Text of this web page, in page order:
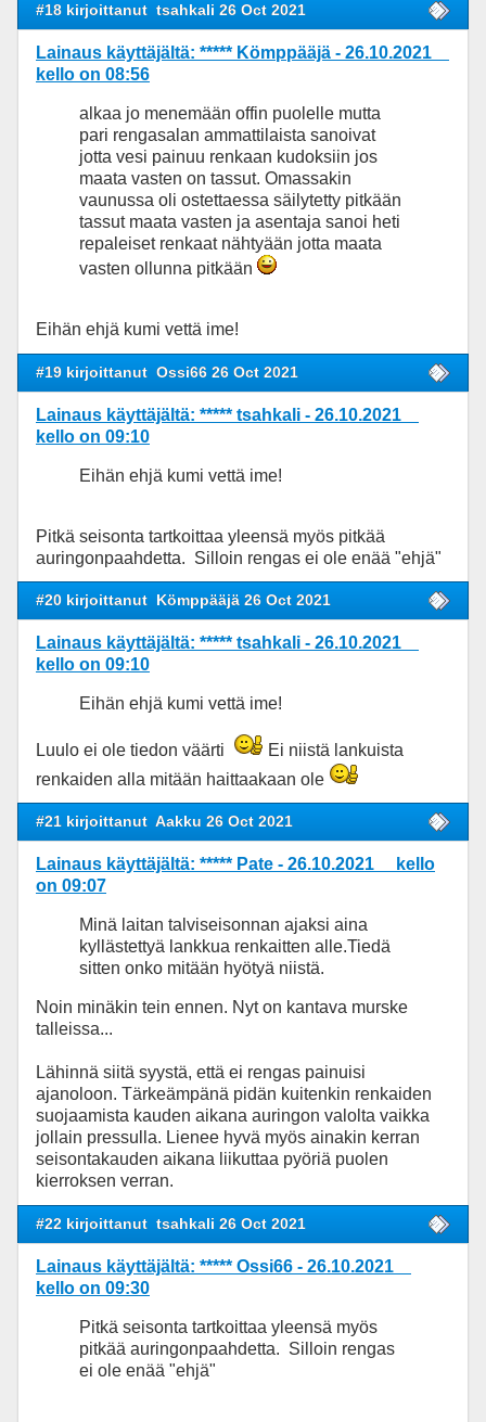
#18 kirjoittanut tsahkali 26 Oct 2021
Lainaus käyttäjältä: ***** Kömppääjä - 26.10.2021
kello on 08:56
alkaa jo menemään offin puolelle mutta
pari rengasalan ammattilaista sanoivat
jotta vesi painuu renkaan kudoksiin jos
maata vasten on tassut. Omassakin
vaunussa oli ostettaessa säilytetty pitkään
tassut maata vasten ja asentaja sanoi heti
repaleiset renkaat nähtyään jotta maata
vasten ollunna pitkään
Eihän ehjä kumi vettä ime!
#19 kirjoittanut Ossi66 26 Oct 2021
Lainaus käyttäjältä: ***** tsahkali - 26.10.2021
kello on 09:10
Eihän ehjä kumi vettä ime!
Pitkä seisonta tartkoittaa yleensä myös pitkää
auringonpaahdetta. Silloin rengas ei ole enää "ehjä"
#20 kirjoittanut Kömppääjä 26 Oct 2021
Lainaus käyttäjältä: ***** tsahkali - 26.10.2021
kello on 09:10
Eihän ehjä kumi vettä ime!
Luulo ei ole tiedon väärti
Ei niistä lankuista
renkaiden alla mitään haittaakaan ole
#21 kirjoittanut Aakku 26 Oct 2021
Lainaus käyttäjältä: ***** Pate - 26.10.2021 kello
on 09:07
Minä laitan talviseisonnan ajaksi aina
kyllästettyä lankkua renkaitten alle.Tiedä
sitten onko mitään hyötyä niistä.
Noin minäkin tein ennen. Nyt on kantava murske
talleissa...
Lähinnä siitä syystä, että ei rengas painuisi
ajanoloon. Tärkeämpänä pidän kuitenkin renkaiden
suojaamista kauden aikana auringon valolta vaikka
jollain pressulla. Lienee hyvä myös ainakin kerran
seisontakauden aikana liikuttaa pyöriä puolen
kierroksen verran.
#22 kirjoittanut tsahkali 26 Oct 2021
Lainaus käyttäjältä: ***** Ossi66 - 26.10.2021
kello on 09:30
Pitkä seisonta tartkoittaa yleensä myös
pitkää auringonpaahdetta. Silloin rengas
ei ole enää "ehjä"